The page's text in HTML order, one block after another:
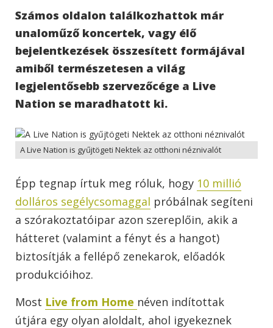
Számos oldalon találkozhattok már
unaloműző koncertek, vagy élő
bejelentkezések összesített formájával
amiből természetesen a világ
legjelentősebb szervezőcége a Live
Nation se maradhatott ki.
A Live Nation is gyűjtögeti Nektek az otthoni néznivalót
Épp tegnap írtuk meg róluk, hogy 10 millió
dolláros segélycsomaggal próbálnak segíteni
a szórakoztatóipar azon szereplőin, akik a
hátteret (valamint a fényt és a hangot)
biztosítják a fellépő zenekarok, előadók
produkcióihoz.
Most Live from Home néven indítottak
útjára egy olyan aloldalt, ahol igyekeznek